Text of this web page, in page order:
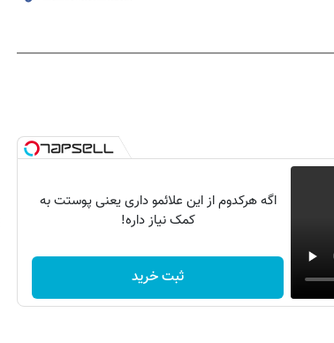
اگه هرکدوم از این علائمو داری یعنی پوستت به
کمک نیاز داره!
ثبت خرید